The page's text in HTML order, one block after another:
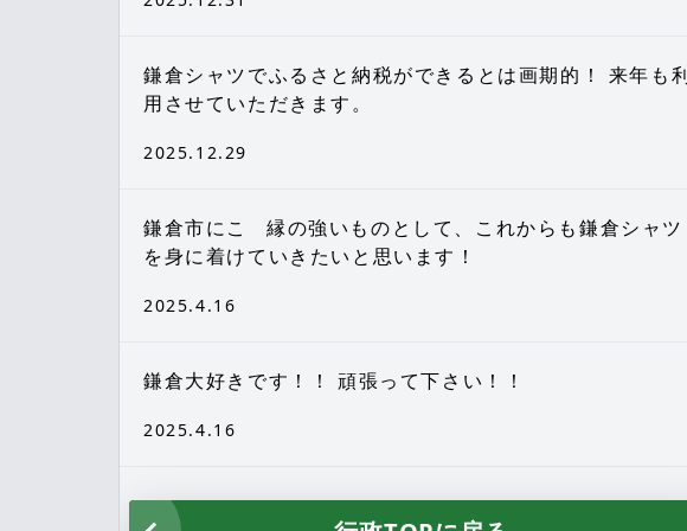
鎌倉シャツでふるさと納税ができるとは画期的！ 来年も
用させていただきます。
2025.12.29
鎌倉市にこ゚縁の強いものとして、これからも鎌倉シャツ
を身に着けていきたいと思います！
2025.4.16
鎌倉大好きです！！ 頑張って下さい！！
2025.4.16